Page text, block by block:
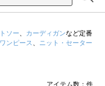
ソー カーディガンなど定番
ワンピース
ニット・セーター
アイテム数： 件